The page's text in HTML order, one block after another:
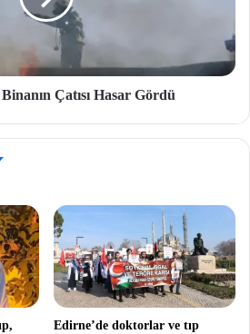
Çatısı Hasar Gördü
Edirne’de doktorlar ve tıp